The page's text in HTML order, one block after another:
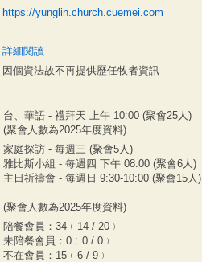
https://yunglin.church.cuemei.com
詳細閱讀
因個資法故不再提供歷任牧者資訊
台、華語 - 禮拜天 上午 10:00 (聚會25人)
(聚會人數為2025年度資料)
家庭探訪 - 每週三 (聚會5人)
雅比斯小組 - 每週四 下午 08:00 (聚會6人)
主日祈禱會 - 每週日 9:30-10:00 (聚會15人)
(聚會人數為2025年度資料)
陪餐會員：34﹙14 / 20﹚
未陪餐會員：0﹙0 / 0﹚
不在會員：15﹙6 / 9﹚